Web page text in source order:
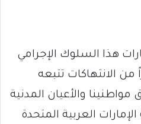
هذا السلوك الإجرامي
الانتهاكات تتبعه
والأعيان المدنية
العربية المتحدة